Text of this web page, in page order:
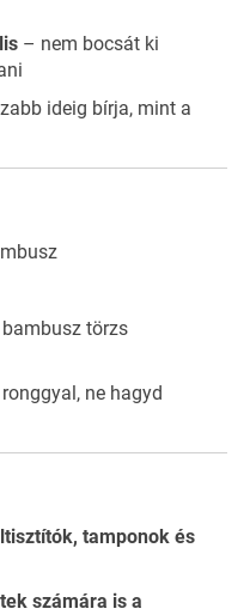
– nem bocsát ki
ideig bírja, mint a
törzs
ne hagyd
tamponok és
számára is a